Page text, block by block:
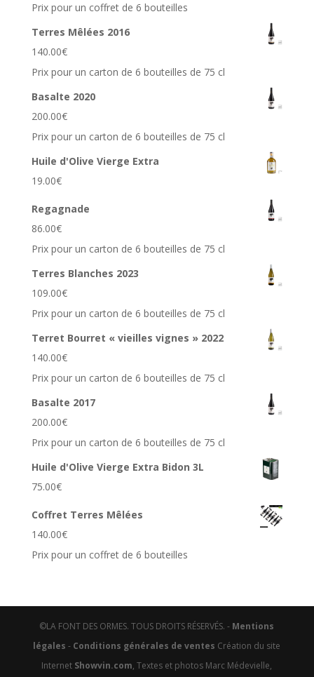
Prix pour un coffret de 6 bouteilles
Terres Mêlées 2016
140.00€
Prix pour un carton de 6 bouteilles de 75 cl
Basalte 2020
200.00€
Prix pour un carton de 6 bouteilles de 75 cl
Huile d'Olive Vierge Extra
19.00€
Regagnade
86.00€
Prix pour un carton de 6 bouteilles de 75 cl
Terres Blanches 2023
109.00€
Prix pour un carton de 6 bouteilles de 75 cl
Terret Bourret « vieilles vignes » 2022
140.00€
Prix pour un carton de 6 bouteilles de 75 cl
Basalte 2017
200.00€
Prix pour un carton de 6 bouteilles de 75 cl
Huile d'Olive Vierge Extra Bidon 3L
75.00€
Coffret Terres Mêlées
140.00€
Prix pour un coffret de 6 bouteilles
©LA FONT DES ORMES. TOUS DROITS RÉSERVÉS. - Mentions
légales - Conditions générales de ventes Création du site
Internet Showvin.com, Textes et photos Marc Médevielle,